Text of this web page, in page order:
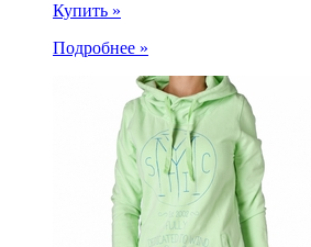
Купить »
Подробнее »